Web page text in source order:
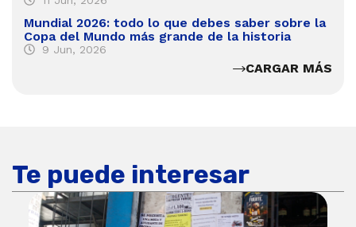
Mundial 2026: todo lo que debes saber sobre la
Copa del Mundo más grande de la historia
9 Jun, 2026
CARGAR MÁS
Te puede interesar